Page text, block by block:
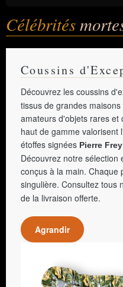
Célébrités
Coussins
Découvrez les coussins
tissus de grandes
amateurs d'objets rares et
haut de gamme valorisent
étoffes signées Pierre Frey
Découvrez notre sélection
conçus à la main. Chaque
singulière. Consultez tous
de la livraison offerte.
Agrandir